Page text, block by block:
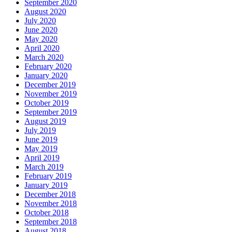
September 2020
August 2020
July 2020
June 2020
May 2020
April 2020
March 2020
February 2020
January 2020
December 2019
November 2019
October 2019
September 2019
August 2019
July 2019
June 2019
May 2019
April 2019
March 2019
February 2019
January 2019
December 2018
November 2018
October 2018
September 2018